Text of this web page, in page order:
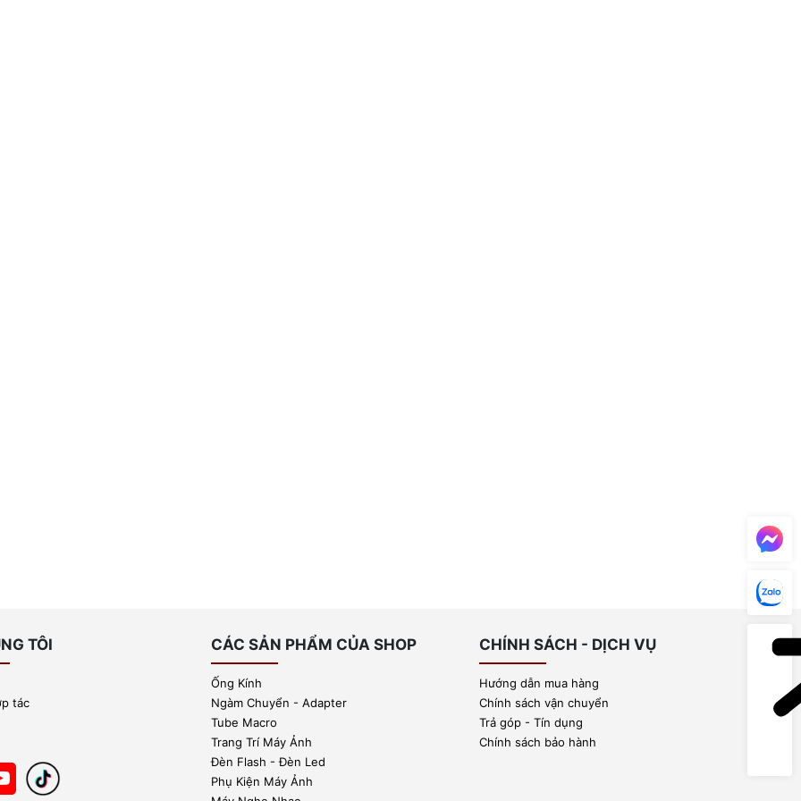
TÔI
tác
CÁC SẢN PHẨM CỦA SHOP
Ống Kính
Ngàm Chuyển - Adapter
Tube Macro
Trang Trí Máy Ảnh
Đèn Flash - Đèn Led
Phụ Kiện Máy Ảnh
CHÍNH SÁCH - DỊCH VỤ
Hướng dẫn mua hàng
Chính sách vận chuyển
Trả góp - Tín dụng
Chính sách bảo hành